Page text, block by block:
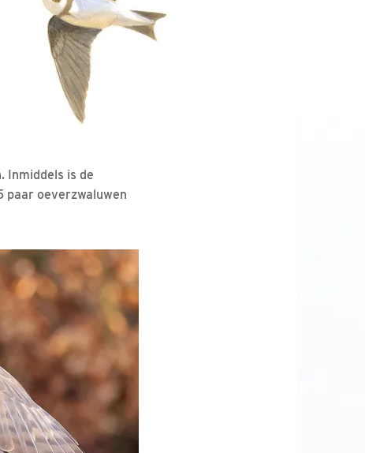
Inmiddels is de
paar oeverzwaluwen